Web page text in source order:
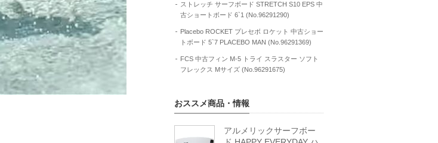
ストレッチ サーフボード STRETCH S10 EPS 中
古ショートボード 6`1 (No.96291290)
Placebo ROCKET プレセボ ロケット 中古ショー
トボード 5`7 PLACEBO MAN (No.96291369)
FCS 中古フィン M-5 トライ スラスター ソフト
フレックス Mサイズ (No.96291675)
おススメ商品・情報
アルメリックサーフボー